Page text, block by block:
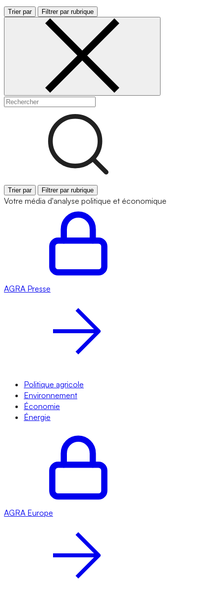
Trier par Filtrer par rubrique
Trier par Filtrer par rubrique
Votre média d'analyse politique et économique
AGRA Presse
Politique agricole
Environnement
Économie
Énergie
AGRA Europe